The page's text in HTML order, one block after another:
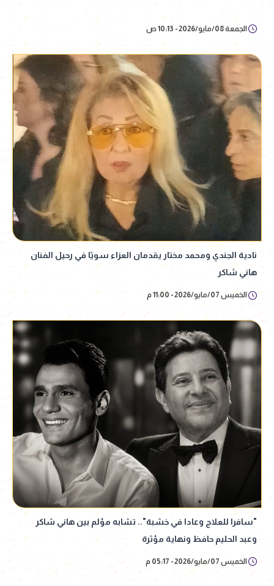
الجمعة 08/مايو/2026 - 10:13 ص
نادية الجندي ومحمد مختار يقدمان العزاء سويًا في رحيل الفنان
هاني شاكر
الخميس 07/مايو/2026 - 11:00 م
"سافرا للعلاج وعادا في خشبة".. تشابه مؤلم بين هاني شاكر
وعبد الحليم حافظ ونهاية مؤثرة
الخميس 07/مايو/2026 - 05:17 م